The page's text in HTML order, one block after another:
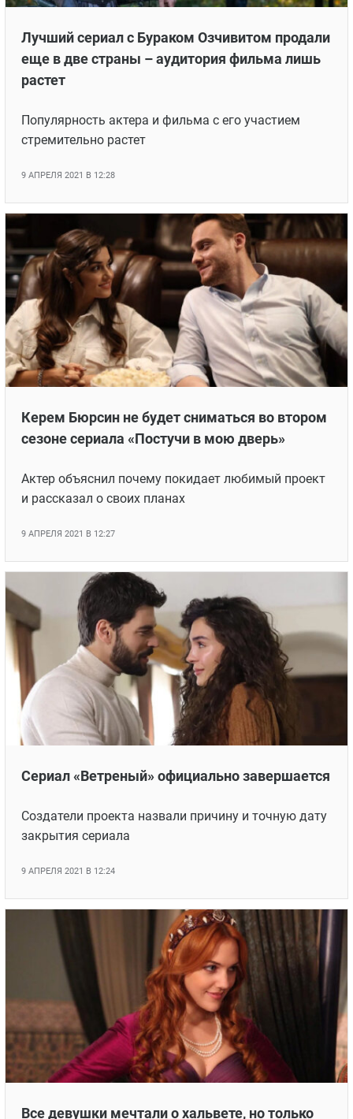
Лучший сериал с Бураком Озчивитом продали
еще в две страны – аудитория фильма лишь
растет
Популярность актера и фильма с его участием
стремительно растет
9 АПРЕЛЯ 2021 В 12:28
Керем Бюрсин не будет сниматься во втором
сезоне сериала «Постучи в мою дверь»
Актер объяснил почему покидает любимый проект
и рассказал о своих планах
9 АПРЕЛЯ 2021 В 12:27
Сериал «Ветреный» официально завершается
Создатели проекта назвали причину и точную дату
закрытия сериала
9 АПРЕЛЯ 2021 В 12:24
Все девушки мечтали о хальвете, но только